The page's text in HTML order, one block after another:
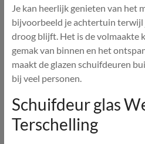
Je kan heerlijk genieten van het
bijvoorbeeld je achtertuin
droog blijft. Het is de volmaakte
gemak van binnen en het
maakt de glazen schuifdeuren
bij veel personen.
Schuifdeur glas
Terschelling